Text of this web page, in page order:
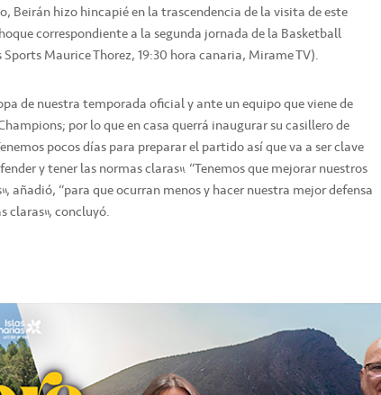
Beirán hizo hincapié en la trascendencia de la visita de este
correspondiente a la segunda jornada de la Basketball
Maurice Thorez, 19:30 hora canaria, Mirame TV).
de nuestra temporada oficial y ante un equipo que viene de
por lo que en casa querrá inaugurar su casillero de
pocos días para preparar el partido así que va a ser clave
y tener las normas claras”. “Tenemos que mejorar nuestros
añadió, “para que ocurran menos y hacer nuestra mejor defensa
claras”, concluyó.